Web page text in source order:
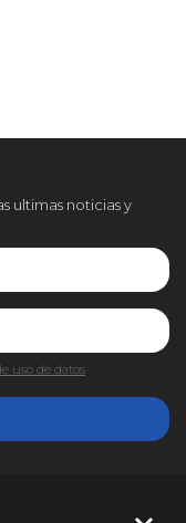
ultimas noticias y
uso de datos